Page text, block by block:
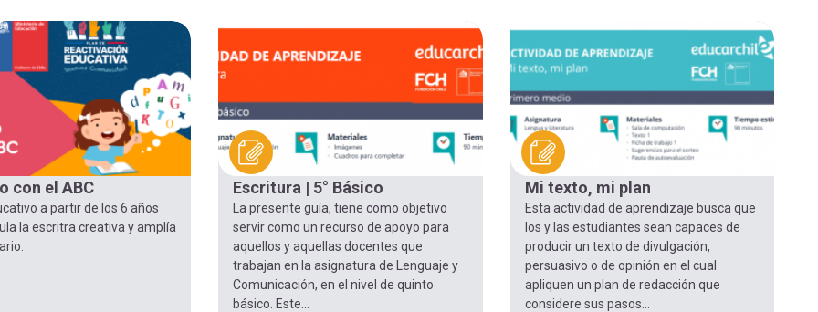
con el ABC
a partir de los 6 años
la escritra creativa y amplía
Escritura | 5° Básico
La presente guía, tiene como objetivo
servir como un recurso de apoyo para
aquellos y aquellas docentes que
trabajan en la asignatura de Lenguaje y
Comunicación, en el nivel de quinto
básico. Este...
Mi texto, mi plan
Esta actividad de aprendizaje busca que
los y las estudiantes sean capaces de
producir un texto de divulgación,
persuasivo o de opinión en el cual
apliquen un plan de redacción que
considere sus pasos...